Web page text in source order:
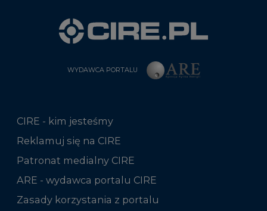
WYDAWCA PORTALU
CIRE - kim jesteśmy
Reklamuj się na CIRE
Patronat medialny CIRE
ARE - wydawca portalu CIRE
Zasady korzystania z portalu